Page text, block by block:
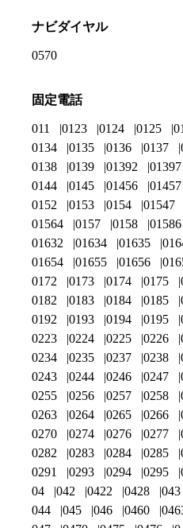
ナビダイヤル
0570
固定電話
011 0123 0124 0125
0134
0135 0136 0137
0138
0139 01392 01397
0144
0145 01456 01457
0152
0153 0154 01547
01564
0157 0158 01586
01632
01634 01635
01654
01655 01656
0172
0173 0174 0175
0182
0183 0184 0185
0192
0193 0194 0195
0223
0224 0225 0226
0234
0235 0237 0238
0243
0244 0246 0247
0255
0256 0257 0258
0263
0264 0265 0266
0270
0274 0276 0277
0282
0283 0284 0285
0291
0293 0294 0295
04
042 0422 0428 043
044
045 046 0460